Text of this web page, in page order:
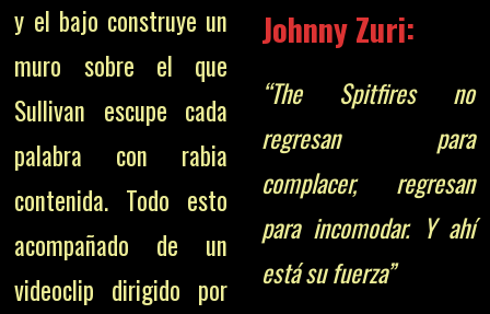
y el bajo construye un
muro sobre el que
Sullivan escupe cada
palabra con rabia
contenida. Todo esto
acompañado de un
videoclip dirigido por
Johnny Zuri:
“The Spitfires no
regresan para
complacer, regresan
para incomodar. Y ahí
está su fuerza”